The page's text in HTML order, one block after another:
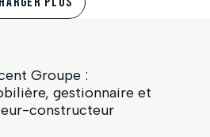
Groupe :
gestionnaire et
constructeur